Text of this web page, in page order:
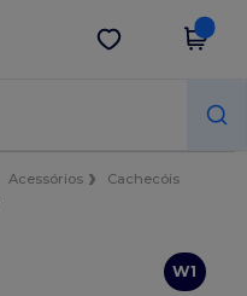
Obter app
Acessórios
Cachecóis
W1